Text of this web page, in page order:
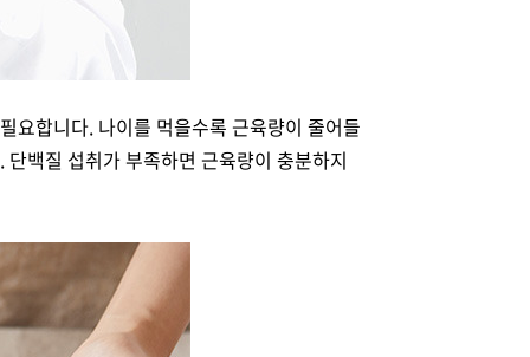
요합니다. 나이를 먹을수록 근육량이 줄어들
백질 섭취가 부족하면 근육량이 충분하지